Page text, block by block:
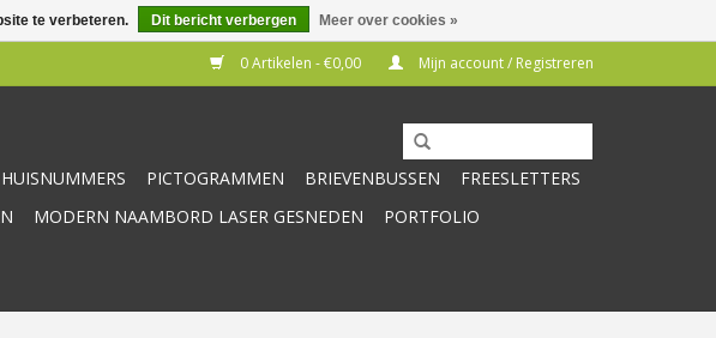
0 Artikelen - €0,00 Mijn account / Registreren
HUISNUMMERS PICTOGRAMMEN BRIEVENBUSSEN
FREESLETTERS
MODERN NAAMBORD LASER GESNEDEN
PORTFOLIO
te verbeteren. Dit bericht verbergen Meer over cookies »